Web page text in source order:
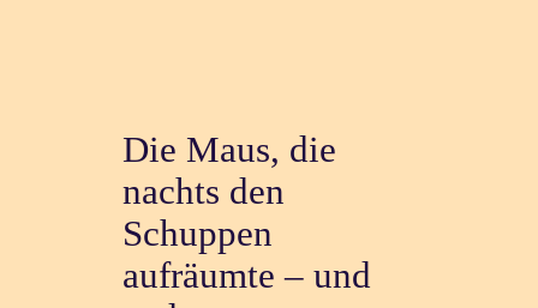
Die Maus, die
nachts den
Schuppen
aufräumte – und